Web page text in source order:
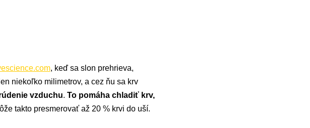
, keď sa slon prehrieva,
niekoľko milimetrov, a cez ňu sa krv
vzduchu. To pomáha chladiť krv,
takto presmerovať až 20 % krvi do uší.